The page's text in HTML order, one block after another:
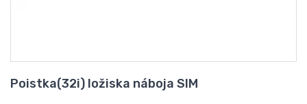
Poistka(32i) ložiska náboja SIM